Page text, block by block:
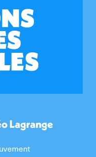
Lagrange